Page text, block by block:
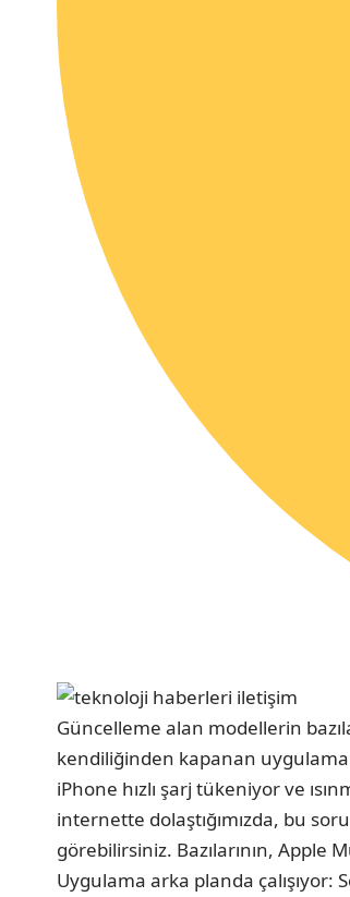
Güncelleme alan modellerin
kendiliğinden kapanan
iPhone hızlı şarj tükeniyor ve
internette dolaştığımızda, bu
görebilirsiniz. Bazılarının, Apple
Uygulama arka planda çalışıyor: